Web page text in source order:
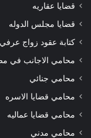
قضايا عقاريه
قضايا مجلس الدوله
كتابة عقود زواج عرفي
محامي الاجانب في
محامي جنائي
محامي قضايا الاسره
محامي قضايا عماليه
محامي مدني